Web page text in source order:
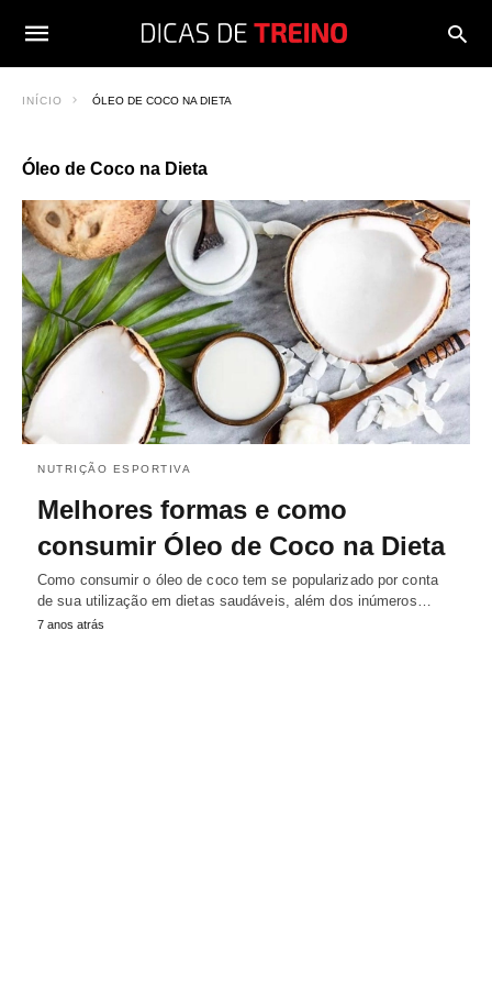
INÍCIO ÓLEO DE COCO NA DIETA
Óleo de Coco na Dieta
NUTRIÇÃO ESPORTIVA
Melhores formas e como
consumir Óleo de Coco na Dieta
Como consumir o óleo de coco tem se popularizado por conta
de sua utilização em dietas saudáveis, além dos inúmeros…
7 anos atrás